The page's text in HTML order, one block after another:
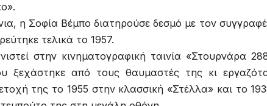
η Σοφία Βέμπο διατηρούσε δεσμό με τον
τελικά το 1957.
στην κινηματογραφική ταινία «Στουρνάρα
ξεχάστηκε από τους θαυμαστές της κι
της το 1955 στην κλασσική «Στέλλα» και το